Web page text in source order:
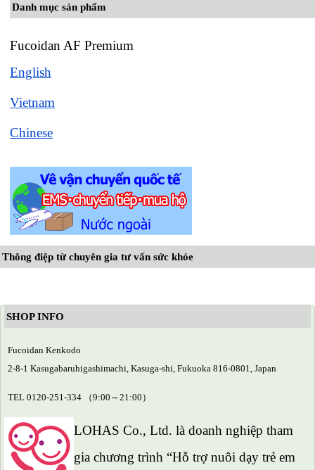
Danh mục sản phẩm
Fucoidan AF Premium
English
Vietnam
Chinese
Thông điệp từ chuyên gia tư vấn sức khỏe
SHOP INFO
Fucoidan Kenkodo
2-8-1 Kasugabaruhigashimachi, Kasuga-shi, Fukuoka 816-0801, Japan
TEL 0120-251-334 （9:00～21:00）
LOHAS Co., Ltd. là doanh nghiệp tham
gia chương trình “Hỗ trợ nuôi dạy trẻ em